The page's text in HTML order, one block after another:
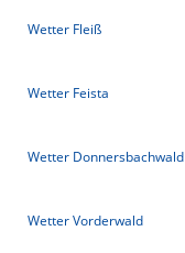
Wetter Fleiß
Wetter Feista
Wetter Donnersbachwald
Wetter Vorderwald